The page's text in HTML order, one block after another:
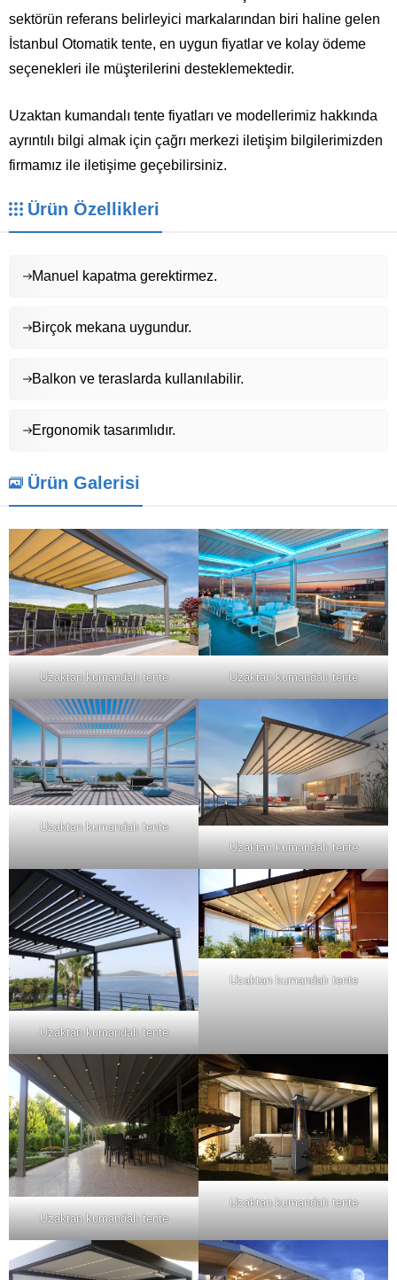
sektörün referans belirleyici markalarından biri haline gelen
İstanbul Otomatik tente, en uygun fiyatlar ve kolay ödeme
seçenekleri ile müşterilerini desteklemektedir.
Uzaktan kumandalı tente fiyatları ve modellerimiz hakkında
ayrıntılı bilgi almak için çağrı merkezi iletişim bilgilerimizden
firmamız ile iletişime geçebilirsiniz.
Ürün Özellikleri
Manuel kapatma gerektirmez.
Birçok mekana uygundur.
Balkon ve teraslarda kullanılabilir.
Ergonomik tasarımlıdır.
Ürün Galerisi
Uzaktan kumandalı tente Uzaktan kumandalı tente
Uzaktan kumandalı tente
Uzaktan kumandalı tente
Uzaktan kumandalı tente
Uzaktan kumandalı tente
Uzaktan kumandalı tente
Uzaktan kumandalı tente